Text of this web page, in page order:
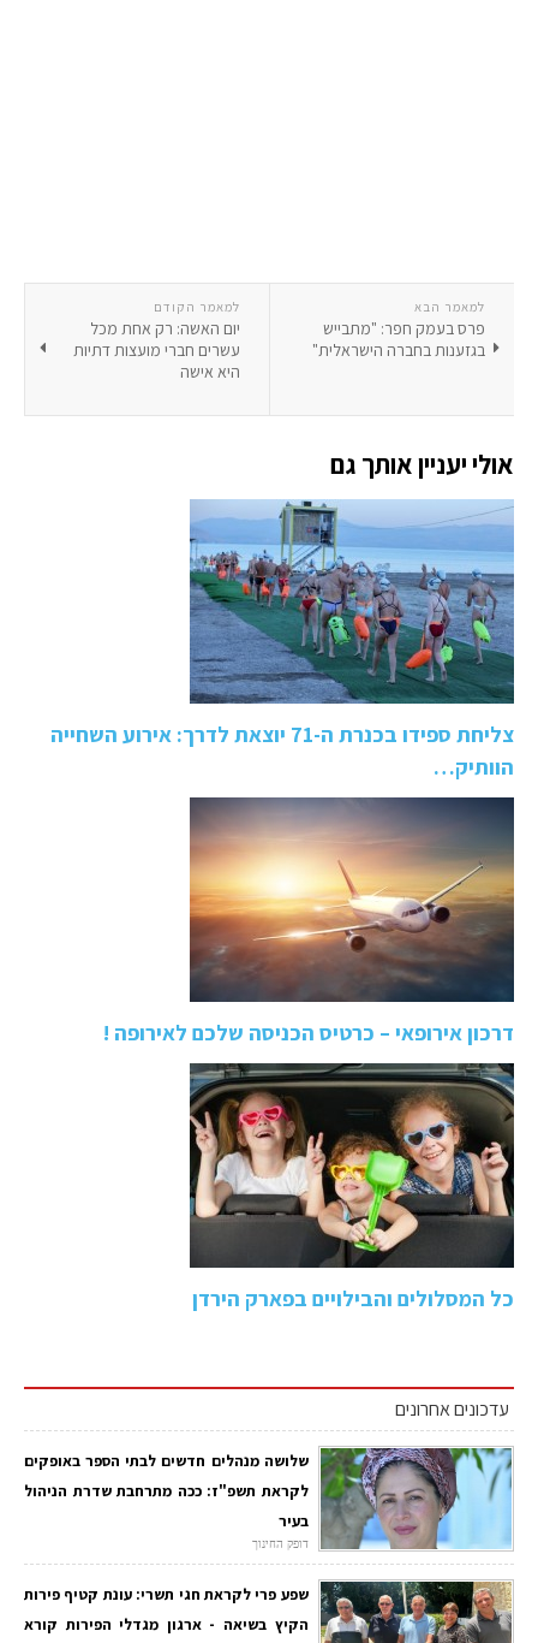
למאמר הקודם
יום האשה: רק אחת מכל
עשרים חברי מועצות דתיות
היא אישה
למאמר הבא
פרס בעמק חפר: "מתבייש
בגזענות בחברה הישראלית"
אולי יעניין אותך גם
צליחת ספידו בכנרת ה-71 יוצאת לדרך: אירוע השחייה
הוותיק…
דרכון אירופאי – כרטיס הכניסה שלכם לאירופה !
כל המסלולים והבילויים בפארק הירדן
עדכונים אחרונים
שלושה מנהלים חדשים לבתי הספר באופקים
לקראת תשפ"ז: ככה מתרחבת שדרת הניהול
בעיר
דופק החינוך
שפע פרי לקראת חגי תשרי: עונת קטיף פירות
הקיץ בשיאה - ארגון מגדלי הפירות קורא